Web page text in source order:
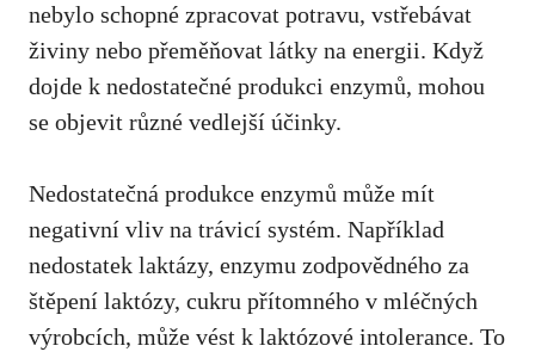
nebylo schopné zpracovat potravu, vstřebávat
živiny nebo přeměňovat látky na energii. Když
dojde k nedostatečné produkci enzymů, mohou
se objevit různé vedlejší účinky.
Nedostatečná produkce enzymů může mít
negativní vliv na trávicí systém. Například
nedostatek laktázy, enzymu zodpovědného za
štěpení laktózy, cukru přítomného v mléčných
výrobcích, může vést k laktózové intolerance. To